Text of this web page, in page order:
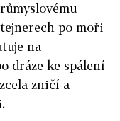
po moři
na
dráze ke spálení
zničí a